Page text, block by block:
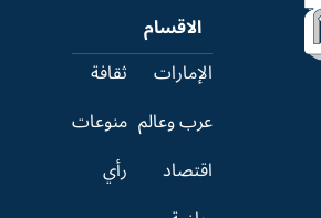
الاقسام
الإمارات
عرب وعالم
اقتصاد
ثقافة
منوعات
رأي